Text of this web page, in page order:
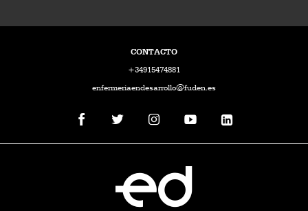
CONTACTO
+34915474881
enfermeriaendesarrollo@fuden.es